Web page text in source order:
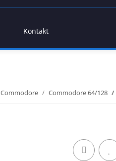
Kontakt
Commodore Commodore 64/128